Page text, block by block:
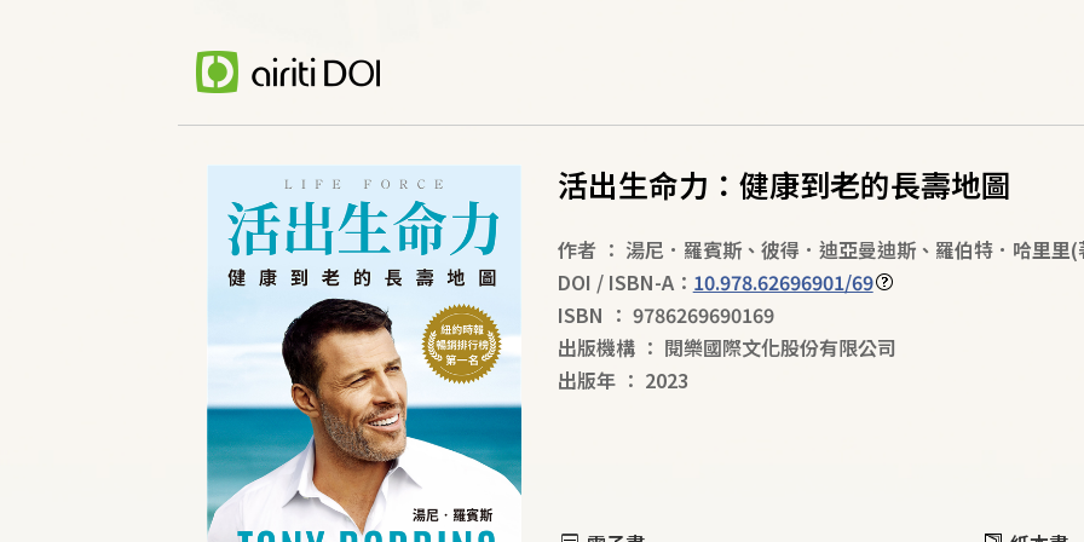
活出生命力：健康到老的長壽地圖
作者 ： 湯尼．羅賓斯、彼得．迪亞曼迪斯、羅伯特．哈里里(
DOI / ISBN-A： 10.978.62696901/69
ISBN ： 9786269690169
出版機構 ： 閱樂國際文化股份有限公司
出版年 ： 2023